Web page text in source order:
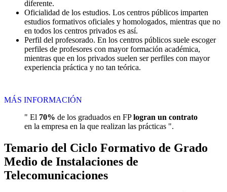
diferente.
Oficialidad de los estudios. Los centros públicos imparten
estudios formativos oficiales y homologados, mientras que no
en todos los centros privados es así.
Perfil del profesorado. En los centros públicos suele escoger
perfiles de profesores con mayor formación académica,
mientras que en los privados suelen ser perfiles con mayor
experiencia práctica y no tan teórica.
MÁS INFORMACIÓN
" El 70% de los graduados en FPlogran un contrato
en la empresa en la que realizan las prácticas ".
Temario del Ciclo Formativo de Grado
Medio de Instalaciones de
Telecomunicaciones